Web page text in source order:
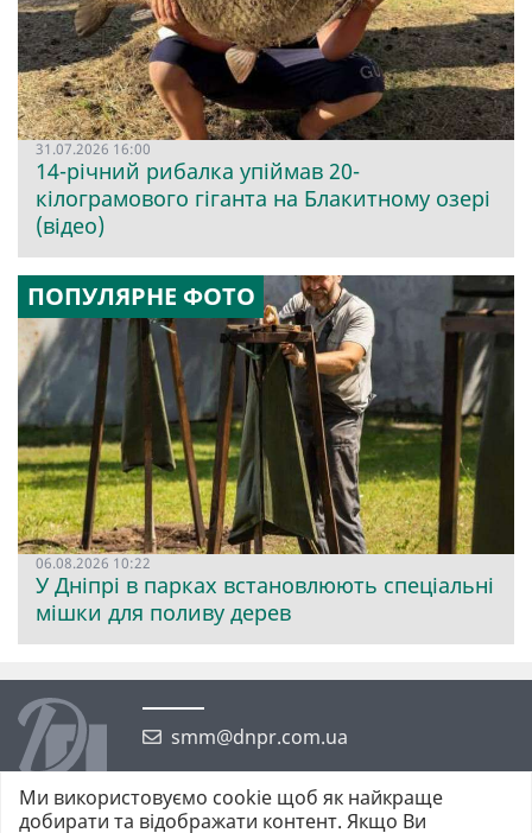
31.07.2026 16:00
14-річний рибалка упіймав 20-
кілограмового гіганта на Блакитному озері
(відео)
ПОПУЛЯРНЕ ФОТО
06.08.2026 10:22
У Дніпрі в парках встановлюють спеціальні
мішки для поливу дерев
smm@dnpr.com.ua
Ми використовуємо cookie щоб як найкраще
добирати та відображати контент. Якщо Ви